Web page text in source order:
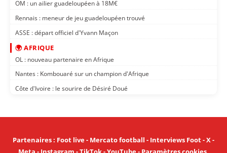
OM : un ailier guadeloupéen à 18M€
Rennais : meneur de jeu guadeloupéen trouvé
ASSE : départ officiel d'Yvann Maçon
🌍 AFRIQUE
OL : nouveau partenaire en Afrique
Nantes : Kombouaré sur un champion d'Afrique
Côte d'Ivoire : le sourire de Désiré Doué
Partenaires: Foot live- Mercato football - Interviews Foot-X-